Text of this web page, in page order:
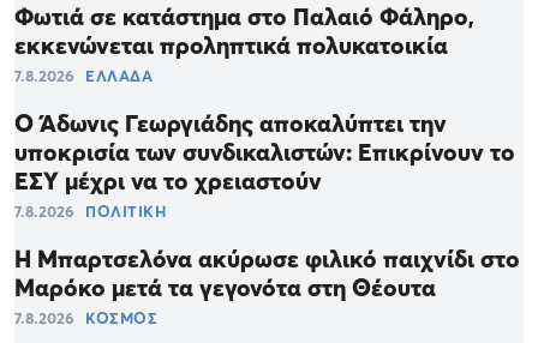
Φωτιά σε κατάστημα στο Παλαιό Φάληρο,
εκκενώνεται προληπτικά πολυκατοικία
7.8.2026 ΕΛΛΑΔΑ
Ο Άδωνις Γεωργιάδης αποκαλύπτει την
υποκρισία των συνδικαλιστών: Επικρίνουν το
ΕΣΥ μέχρι να το χρειαστούν
7.8.2026 ΠΟΛΙΤΙΚΗ
Η Μπαρτσελόνα ακύρωσε φιλικό παιχνίδι στο
Μαρόκο μετά τα γεγονότα στη Θέουτα
7.8.2026 ΚΟΣΜΟΣ